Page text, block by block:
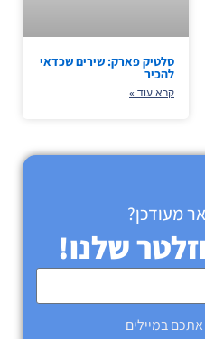
סלטיק פארק: שירים שכדאי
להכיר
קרא עוד »
מעודכן?
שלנו!
במיילים